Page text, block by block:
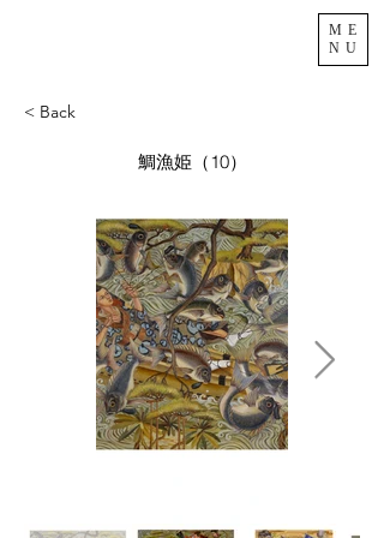
ME
NU
鯛漁姫（10）
< Back